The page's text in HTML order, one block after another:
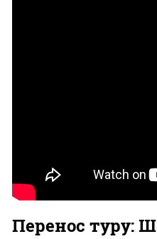
Перенос туру: